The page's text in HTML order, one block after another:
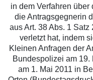
in dem Verfahren über
die Antragsgegnerin
aus Art. 38 Abs. 1 Satz
verletzt hat, indem
Kleinen Anfragen der
Bundespolizei am 19.
am 1. Mai 2011 in